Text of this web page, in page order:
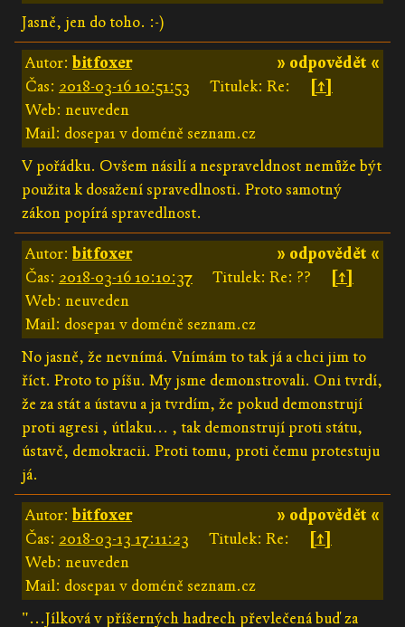
Jasně, jen do toho. :-)
» odpovědět «
Autor: bitfoxer
Čas: 2018-03-16 10:51:53 Titulek: Re:
[↑]
Web: neuveden
Mail: dosepa1 v doméně seznam.cz
V pořádku. Ovšem násilí a nespraveldnost nemůže být
použita k dosažení spravedlnosti. Proto samotný
zákon popírá spravedlnost.
» odpovědět «
Autor: bitfoxer
Čas: 2018-03-16 10:10:37 Titulek: Re: ??
[↑]
Web: neuveden
Mail: dosepa1 v doméně seznam.cz
No jasně, že nevnímá. Vnímám to tak já a chci jim to
říct. Proto to píšu. My jsme demonstrovali. Oni tvrdí,
že za stát a ústavu a ja tvrdím, že pokud demonstrují
proti agresi , útlaku... , tak demonstrují proti státu,
ústavě, demokracii. Proti tomu, proti čemu protestuju
já.
» odpovědět «
Autor: bitfoxer
Čas: 2018-03-13 17:11:23 Titulek: Re:
[↑]
Web: neuveden
Mail: dosepa1 v doméně seznam.cz
"...Jílková v příšerných hadrech převlečená buď za